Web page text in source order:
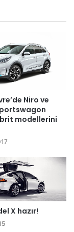
Niro ve
modellerini
X hazır!